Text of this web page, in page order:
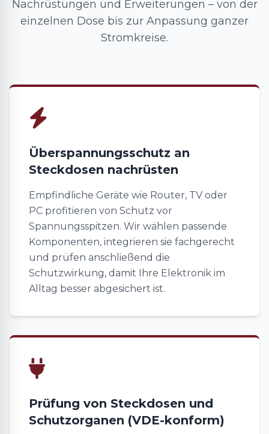
Nachrüstungen und Erweiterungen – von der
einzelnen Dose bis zur Anpassung ganzer
Stromkreise.
Überspannungsschutz an
Steckdosen nachrüsten
Empfindliche Geräte wie Router, TV oder
PC profitieren von Schutz vor
Spannungsspitzen. Wir wählen passende
Komponenten, integrieren sie fachgerecht
und prüfen anschließend die
Schutzwirkung, damit Ihre Elektronik im
Alltag besser abgesichert ist.
Prüfung von Steckdosen und
Schutzorganen (VDE-konform)